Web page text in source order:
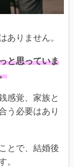
ありません。
と思っていま
感覚、家族と
う必要はあり
とで、結婚後
。